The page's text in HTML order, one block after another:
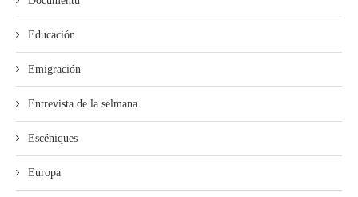
Educación
Emigración
Entrevista de la selmana
Escéniques
Europa